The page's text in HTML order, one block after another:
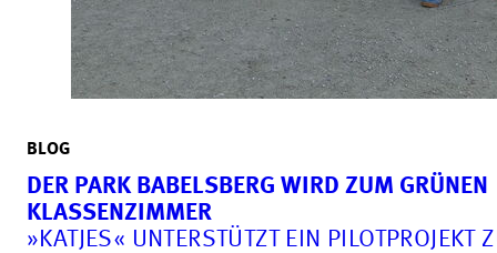
BLOG
DER PARK BABELSBERG WIRD ZUM GRÜNEN
KLASSENZIMMER
»KATJES« UNTERSTÜTZT EIN PILOTPROJEKT